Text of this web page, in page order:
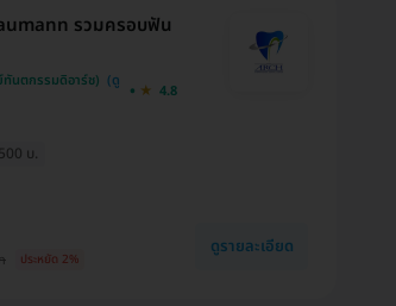
บ.
รวมครอบฟัน
นตกรรมดิอาร์ช)
4.8
ประหยัด 2%
ดูรายละเอียด